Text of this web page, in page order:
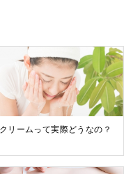
リームって実際どうなの？